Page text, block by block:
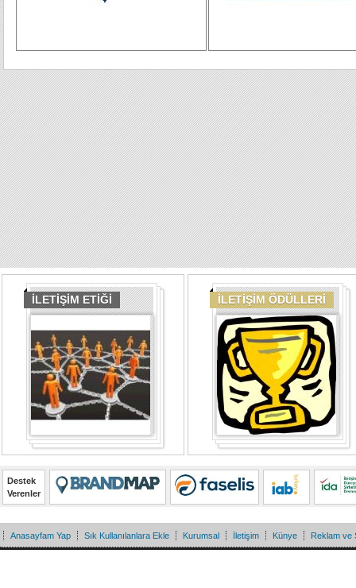
İLETİŞİM ETİĞİ İLETİŞİM ÖDÜLLERİ
Destek
Verenler
Anasayfam Yap Sık Kullanılanlara Ekle Kurumsal İletişim Künye Reklam ve